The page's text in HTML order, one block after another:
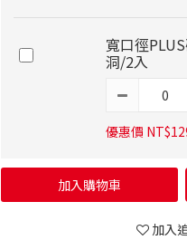
寬口徑
洞/2入
優惠價
加入購物車
加入